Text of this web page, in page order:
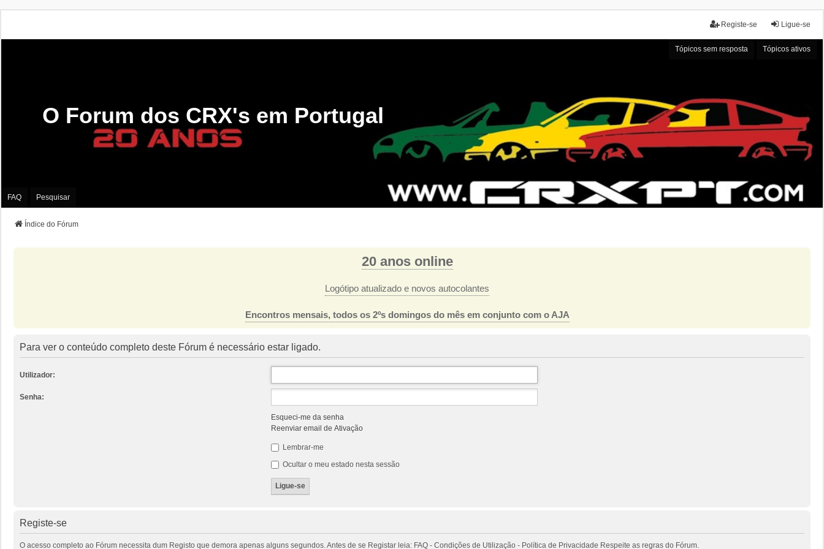
Ligue-se
Registe-se
Tópicos sem resposta Tópicos ativos
O Forum dos CRX's em Portugal
FAQ Pesquisar
Índice do Fórum
20 anos online
Logótipo atualizado e novos autocolantes
Encontros mensais, todos os 2ºs domingos do mês em conjunto com o AJA
Para ver o conteúdo completo deste Fórum é necessário estar ligado.
Utilizador:
Senha:
Esqueci-me da senha
Reenviar email de Ativação
Lembrar-me
Ocultar o meu estado nesta sessão
Registe-se
O acesso completo ao Fórum necessita dum Registo que demora apenas alguns segundos. Antes de se Registar leia: FAQ - Condições de Utilização - Política de Privacidade Respeite as regras do Fórum.